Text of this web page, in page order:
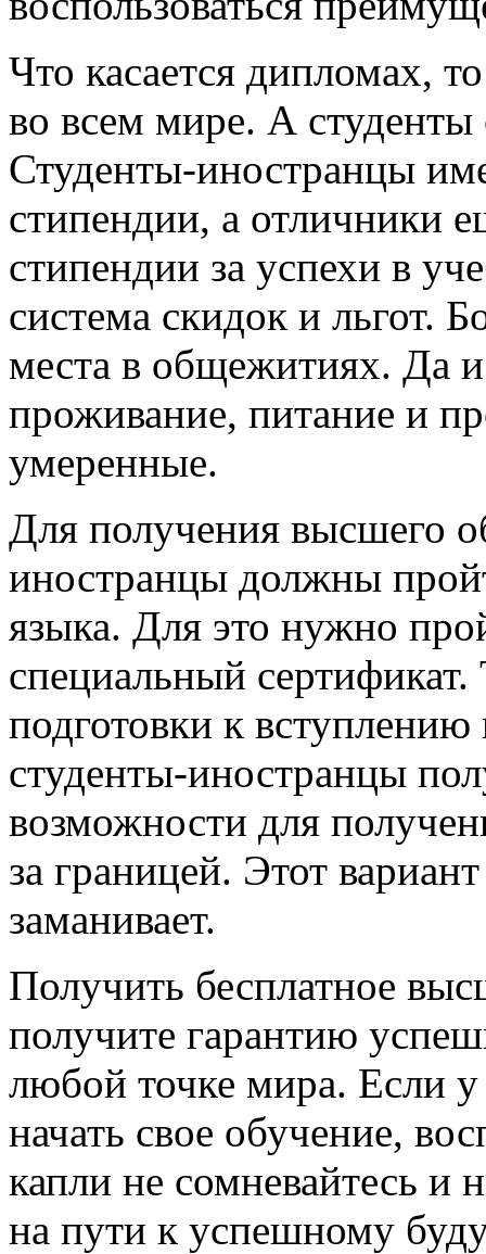
Что касается дипломах,
во всем мире. А
Студенты-иностранцы
стипендии, а отличники
стипендии за успехи в
система скидок и льгот.
места в общежитиях. Да
проживание, питание и
умеренные.
Для получения высшего
иностранцы должны
языка. Для это нужно
специальный
подготовки к
студенты-иностранцы
возможности для
за границей. Этот
заманивает.
Получить бесплатное
получите гарантию
любой точке мира. Если у
начать свое обучение,
капли не сомневайтесь и
на пути к успешному